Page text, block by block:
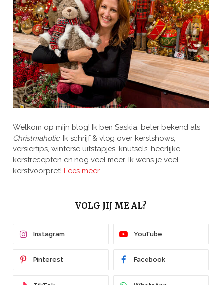
Welkom op mijn blog! Ik ben Saskia, beter bekend als
Christmaholic. Ik schrijf & vlog over kerstshows,
versiertips, winterse uitstapjes, knutsels, heerlijke
kerstrecepten en nog veel meer. Ik wens je veel
kerstvoorpret! Lees meer…
VOLG JIJ ME AL?
Instagram YouTube
Pinterest Facebook